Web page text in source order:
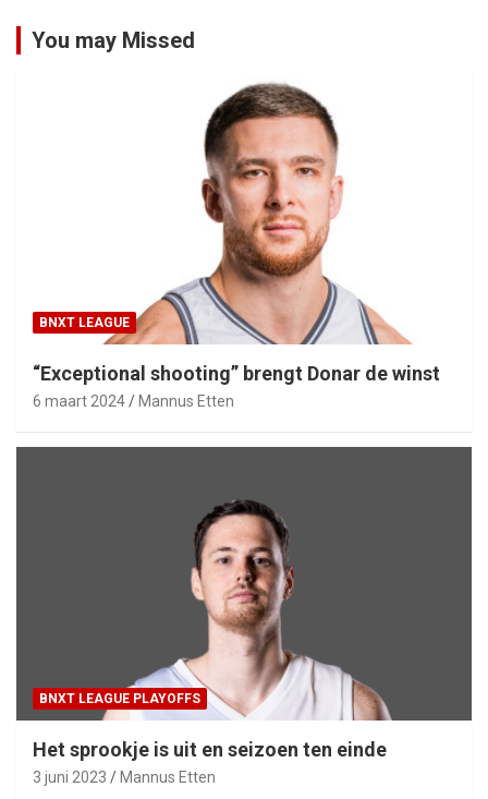
You may Missed
BNXT LEAGUE
“Exceptional shooting” brengt Donar de winst
6 maart 2024 Mannus Etten
BNXT LEAGUE PLAYOFFS
Het sprookje is uit en seizoen ten einde
3 juni 2023 Mannus Etten